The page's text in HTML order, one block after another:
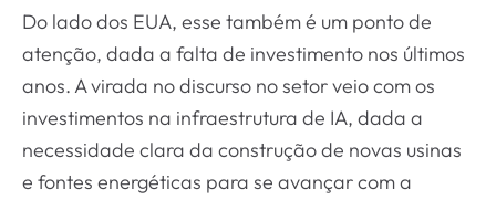
Do lado dos EUA, esse também é um ponto de
atenção, dada a falta de investimento nos últimos
anos. A virada no discurso no setor veio com os
investimentos na infraestrutura de IA, dada a
necessidade clara da construção de novas usinas
e fontes energéticas para se avançar com a